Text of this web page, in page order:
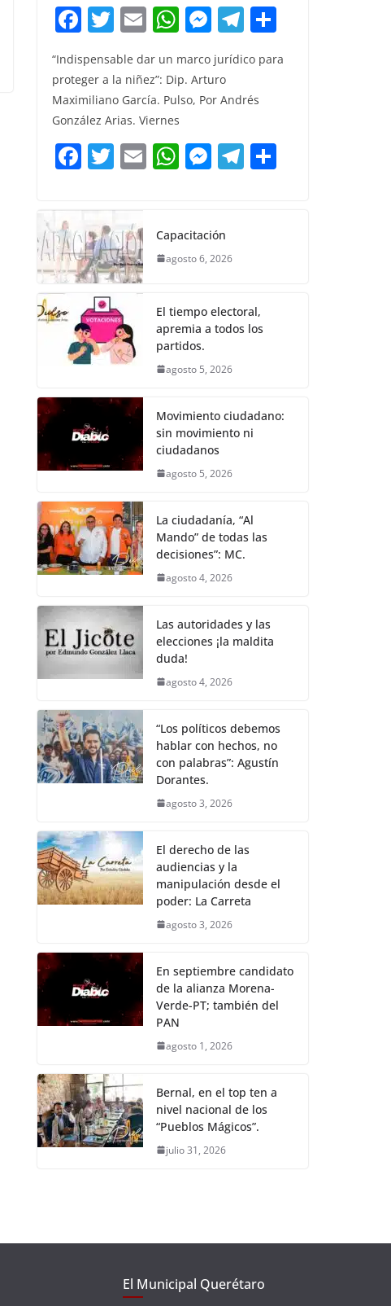
F
c
e
b
o
o
k
T
w
itt
er
E
ai
l
W
at
s
p
p
M
e
ss
e
g
er
T
e
gr
m
m
“Indispensable dar un marco jurídico para
proteger a la niñez”: Dip. Arturo
Maximiliano García. Pulso, Por Andrés
González Arias. Viernes
F
c
e
b
o
o
k
T
itt
er
E W
s
A
p
M
e
n
er
T
Capacitación
agosto 6, 2026
El tiempo electoral,
apremia a todos los
partidos.
agosto 5, 2026
Movimiento ciudadano:
sin movimiento ni
ciudadanos
agosto 5, 2026
La ciudadanía, “Al
Mando” de todas las
decisiones”: MC.
agosto 4, 2026
Las autoridades y las
elecciones ¡la maldita
duda!
agosto 4, 2026
“Los políticos debemos
hablar con hechos, no
con palabras”: Agustín
Dorantes.
agosto 3, 2026
El derecho de las
audiencias y la
manipulación desde el
poder: La Carreta
agosto 3, 2026
En septiembre candidato
de la alianza Morena-
Verde-PT; también del
PAN
agosto 1, 2026
Bernal, en el top ten a
nivel nacional de los
“Pueblos Mágicos”.
julio 31, 2026
El Municipal Querétaro